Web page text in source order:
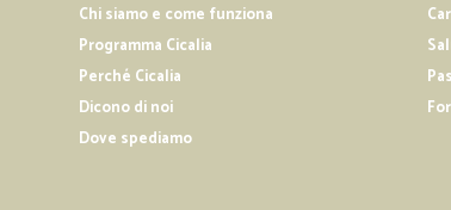
Chi siamo e come funziona
Programma Cicalia
Perché Cicalia
Dicono di noi
Dove spediamo